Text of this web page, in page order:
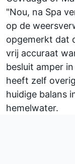
"Nou, na Spa
op de
opgemerkt dat
vrij accuraat
besluit amper
heeft zelf
huidige balans
hemelwater.